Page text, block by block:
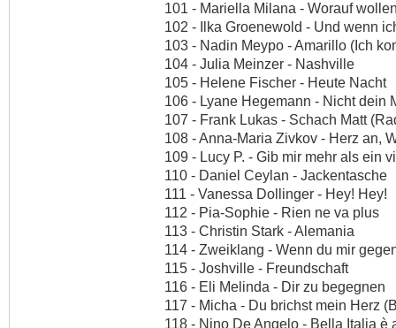
101 - Mariella Milana - Worauf
102 - Ilka Groenewold - Und wenn
103 - Nadin Meypo - Amarillo (Ich
104 - Julia Meinzer - Nashville
105 - Helene Fischer - Heute Nacht
106 - Lyane Hegemann - Nicht dein
107 - Frank Lukas - Schach Matt
108 - Anna-Maria Zivkov - Herz an,
109 - Lucy P. - Gib mir mehr als ein
110 - Daniel Ceylan - Jackentasche
111 - Vanessa Dollinger - Hey! Hey!
112 - Pia-Sophie - Rien ne va plus
113 - Christin Stark - Alemania
114 - Zweiklang - Wenn du mir
115 - Joshville - Freundschaft
116 - Eli Melinda - Dir zu begegnen
117 - Micha - Du brichst mein Herz
118 - Nino De Angelo - Bella Italia è